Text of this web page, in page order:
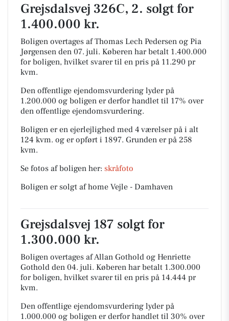
Grejsdalsvej 326C, 2. solgt for
1.400.000 kr.
Boligen overtages af Thomas Lech Pedersen og Pia
Jørgensen den 07. juli. Køberen har betalt 1.400.000
for boligen, hvilket svarer til en pris på 11.290 pr
kvm.
Den offentlige ejendomsvurdering lyder på
1.200.000 og boligen er derfor handlet til 17% over
den offentlige ejendomsvurdering.
Boligen er en ejerlejlighed med 4 værelser på i alt
124 kvm. og er opført i 1897. Grunden er på 258
kvm.
Se fotos af boligen her: skråfoto
Boligen er solgt af home Vejle - Damhaven
Grejsdalsvej 187 solgt for
1.300.000 kr.
Boligen overtages af Allan Gothold og Henriette
Gothold den 04. juli. Køberen har betalt 1.300.000
for boligen, hvilket svarer til en pris på 14.444 pr
kvm.
Den offentlige ejendomsvurdering lyder på
1.000.000 og boligen er derfor handlet til 30% over